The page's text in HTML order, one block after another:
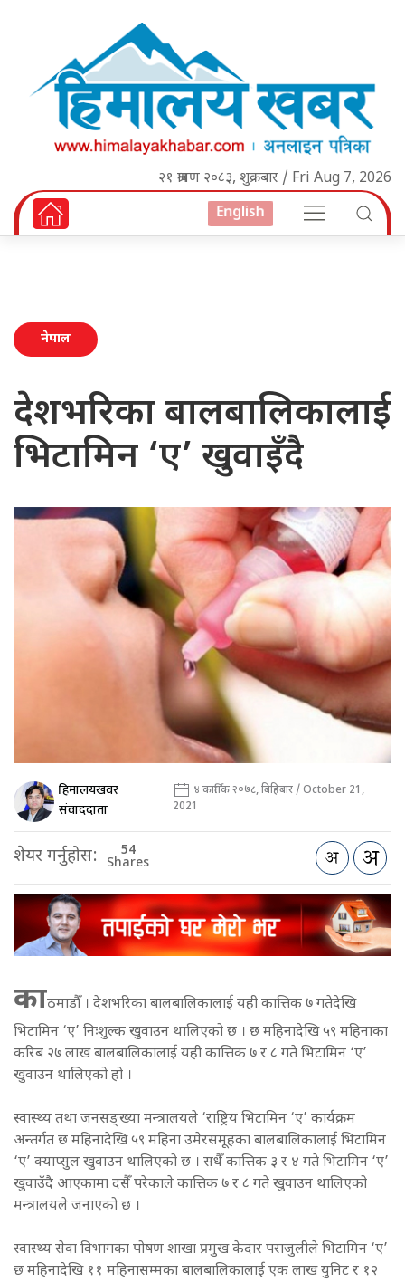
२१ श्रावण २०८३, शुक्रबार / Fri Aug 7, 2026
English
नेपाल
देशभरिका बालबालिकालाई
भिटामिन ‘ए’ खुवाइँदै
हिमालयखवर
संवाददाता
४ कार्तिक २०७८, बिहिबार / October 21,
2021
शेयर गर्नुहोस: 54
Shares
काठमाडौँ । देशभरिका बालबालिकालाई यही कात्तिक ७ गतेदेखि
भिटामिन ‘ए’ निःशुल्क खुवाउन थालिएको छ । छ महिनादेखि ५९ महिनाका
करिब २७ लाख बालबालिकालाई यही कात्तिक ७ र ८ गते भिटामिन ‘ए’
खुवाउन थालिएको हो ।
स्वास्थ्य तथा जनसङ्ख्या मन्त्रालयले ‘राष्ट्रिय भिटामिन ‘ए’ कार्यक्रम
अन्तर्गत छ महिनादेखि ५९ महिना उमेरसमूहका बालबालिकालाई भिटामिन
‘ए’ क्याप्सुल खुवाउन थालिएको छ । सधैँ कात्तिक ३ र ४ गते भिटामिन ‘ए’
खुवाउँदै आएकामा दसैँ परेकाले कात्तिक ७ र ८ गते खुवाउन थालिएको
मन्त्रालयले जनाएको छ ।
स्वास्थ्य सेवा विभागका पोषण शाखा प्रमुख केदार पराजुलीले भिटामिन ‘ए’
छ महिनादेखि ११ महिनासम्मका बालबालिकालाई एक लाख युनिट र १२